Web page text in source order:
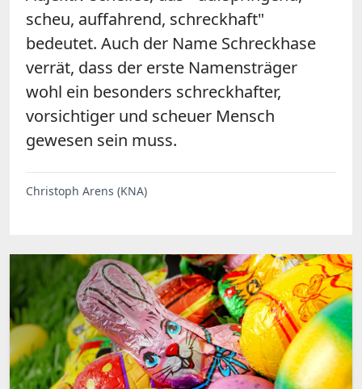
scheu, auffahrend, schreckhaft"
bedeutet. Auch der Name Schreckhase
verrät, dass der erste Namensträger
wohl ein besonders schreckhafter,
vorsichtiger und scheuer Mensch
gewesen sein muss.
Christoph Arens (KNA)